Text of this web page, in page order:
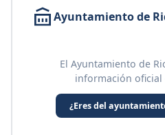
Ayuntamiento de
El Ayuntamiento de
información oficial
¿Eres del